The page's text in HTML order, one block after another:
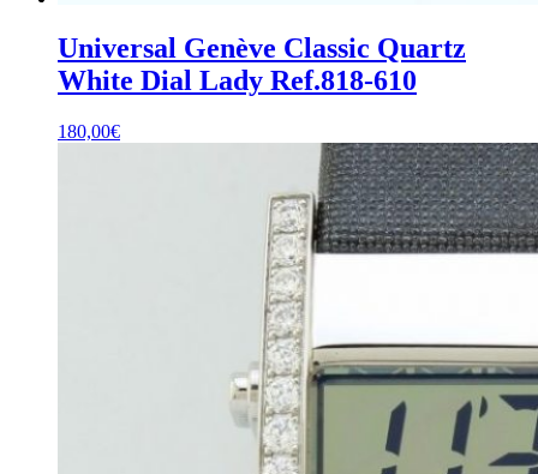
Universal Genève Classic Quartz
White Dial Lady Ref.818-610
180,00€